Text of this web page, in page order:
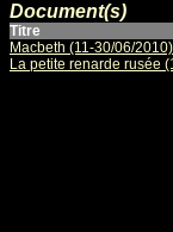
Document(s)
Titre
Macbeth (11-30/06/2010)
La petite renarde rusée